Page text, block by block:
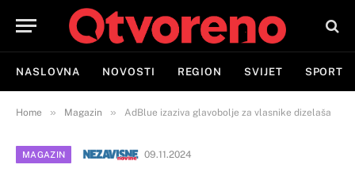
NASLOVNA NOVOSTI REGION SVIJET SPORT
Home » Magazin » AdBlue izaziva glavobolje za vlasnike dizelaša
MAGAZIN 09.11.2024